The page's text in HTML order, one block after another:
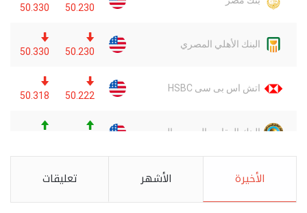
الأخيرة الأشهر تعليقات